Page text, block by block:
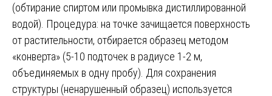
(обтирание спиртом или промывка дистиллированной
водой). Процедура: на точке зачищается поверхность
от растительности, отбирается образец методом
«конверта» (5-10 подточек в радиусе 1-2 м,
объединяемых в одну пробу). Для сохранения
структуры (ненарушенный образец) используется